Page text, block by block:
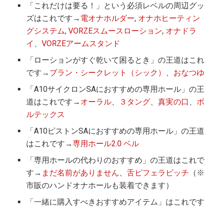
「これだけは要る！」という必須レベルの周辺グッ
ズはこれです→ 電オナホルダー, オナホヒーティン
グシステム,VORZEスムースローション, オナドラ
イ
、VORZEアームスタンド
「ローションがすぐ乾いて困るとき」の王道はこれ
です→ ブラン・シークレット（シック）
おなつゆ
「A10サイクロンSAにおすすめの専用ホール」の王
道はこれです→ オーラル ３タング 、真実の口
ボ
ルテックス
「A10ピストンSAにおすすめの専用ホール」の王道
はこれです→専用ホール2.0 ベル
「専用ホールの代わりのおすすめ」の王道はこれで
す→ まだ名前がありません 、舌ピフェラビッチ （※
市販のハンドオナホールも装着できます）
「一緒に購入すべきおすすめアイテム」はこれです